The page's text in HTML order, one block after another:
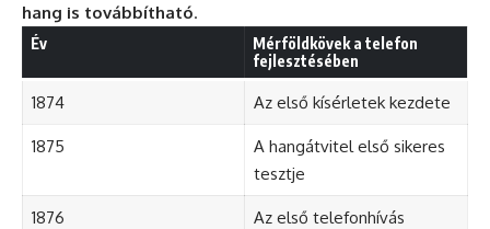
hang is továbbítható.
Év
Mérföldkövek a telefon
fejlesztésében
1874 Az első kísérletek kezdete
1875
A hangátvitel első sikeres
tesztje
1876 Az első telefonhívás